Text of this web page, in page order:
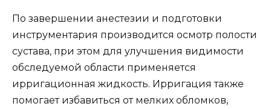
По завершении анестезии и подготовки
инструментария производится осмотр полости
сустава, при этом для улучшения видимости
обследуемой области применяется
ирригационная жидкость. Ирригация также
помогает избавиться от мелких обломков,